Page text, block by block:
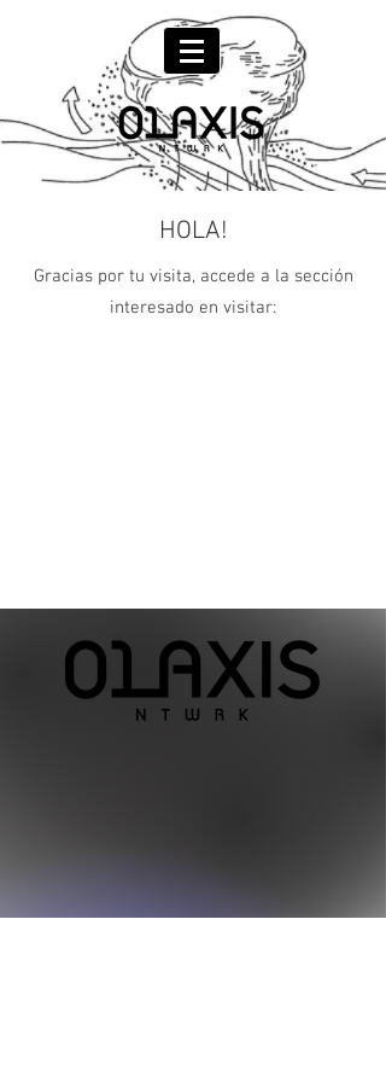
HOLA!
Gracias por tu visita, accede a la sección
interesado en visitar: